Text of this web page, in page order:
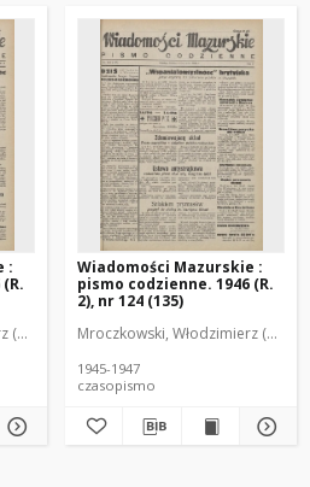
:
(1902-1971). Redaktor
Wiadomości Mazurskie :
pismo codzienne. 1946 (R.
2), nr 124 (135)
Mroczkowski, Włodzimierz
1945-1947
czasopismo